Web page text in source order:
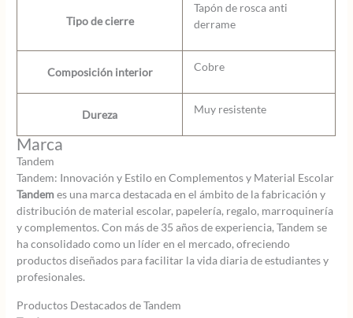
Tipo de cierre
Tapón de rosca anti
derrame
Composición interior Cobre
Dureza Muy resistente
Marca
Tandem
Tandem: Innovación y Estilo en Complementos y Material Escolar
Tandemes una marca destacada en el ámbito de la fabricación y
distribución de material escolar, papelería, regalo, marroquinería
y complementos. Con más de 35 años de experiencia, Tandem se
ha consolidado como un líder en el mercado, ofreciendo
productos diseñados para facilitar la vida diaria de estudiantes y
profesionales.
Productos Destacados de Tandem